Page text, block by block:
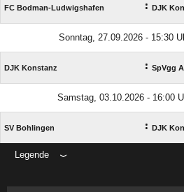
FC Bodman-Ludwigshafen : DJK
Sonntag, 27.09.2026 - 15:30
DJK Konstanz : SpVgg
Samstag, 03.10.2026 - 16:00
SV Bohlingen : DJK
Legende